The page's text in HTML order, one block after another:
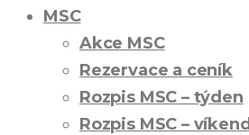
MSC
Akce MSC
Rezervace a ceník
Rozpis MSC – týden
Rozpis MSC – víkend